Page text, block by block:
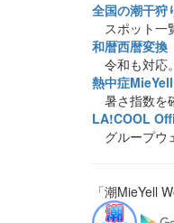
全国の潮干狩
スポット一
和暦西暦変換
令和も対応
熱中症MieYell
暑さ指数を
LA!COOL
グループウ
「潮MieYell